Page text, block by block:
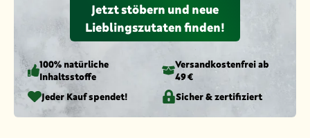
Jetzt stöbern und neue
Lieblingszutaten finden!
100% natürliche
Inhaltsstoffe
Versandkosten­frei ab
49 €
Jeder Kauf spendet!
Sicher & zertifiziert